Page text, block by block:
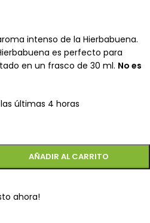
intenso de la Hierbabuena.
es perfecto para
en un frasco de 30 ml. No es
últimas 4 horas
AÑADIR AL CARRITO
ahora!